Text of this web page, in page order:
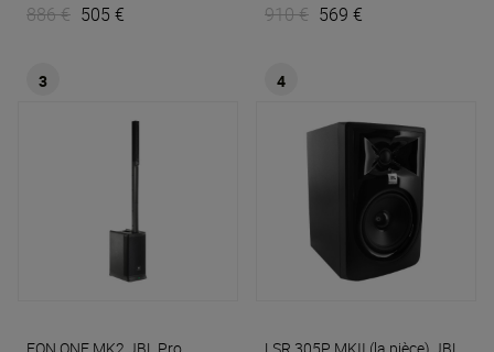
886 € 505 € 910 € 569 €
3 4